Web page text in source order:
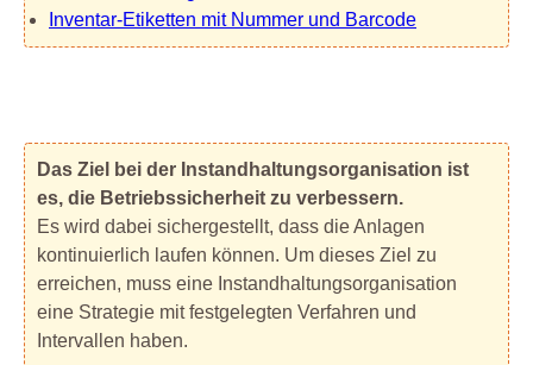
Inventar-Etiketten mit Nummer und Barcode
Das Ziel bei der Instandhaltungsorganisation ist
es, die Betriebssicherheit zu verbessern.
Es wird dabei sichergestellt, dass die Anlagen
kontinuierlich laufen können. Um dieses Ziel zu
erreichen, muss eine Instandhaltungsorganisation
eine Strategie mit festgelegten Verfahren und
Intervallen haben.